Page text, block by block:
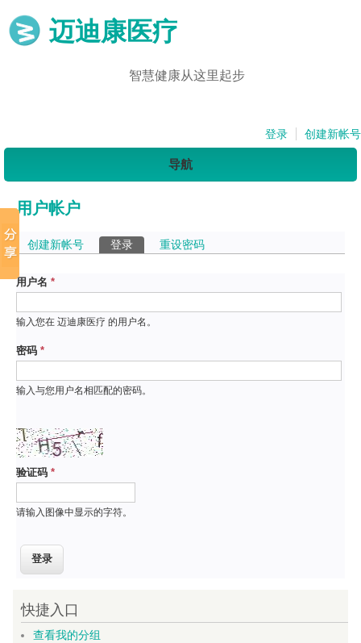
迈迪康医疗
智慧健康从这里起步
登录 创建新帐号
导航
用户帐户
主标签
创建新帐号 登录 （活动标签）
重设密码
用户名 *
输入您在 迈迪康医疗 的用户名。
密码 *
输入与您用户名相匹配的密码。
验证码 *
请输入图像中显示的字符。
快捷入口
查看我的分组